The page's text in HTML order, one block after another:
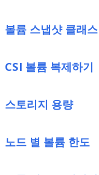
볼륨 스냅샷 클래스
CSI 볼륨 복제하기
스토리지 용량
노드 별 볼륨 한도